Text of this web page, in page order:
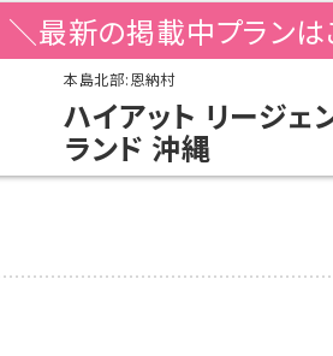
＼最新の掲載中プランは
本島北部:恩納村
ハイアット リージェ
ランド 沖縄